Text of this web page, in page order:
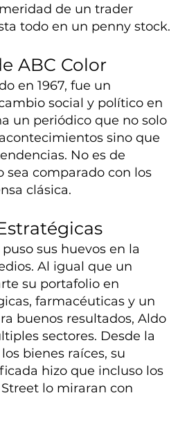
de un trader
todo en un penny stock.
ABC Color
en 1967, fue un
social y político en
un periódico que no solo
sino que
No es de
sea comparado con los
clásica.
sus huevos en la
Al igual que un
su portafolio en
farmacéuticas y un
buenos resultados, Aldo
sectores. Desde la
bienes raíces, su
hizo que incluso los
lo miraran con